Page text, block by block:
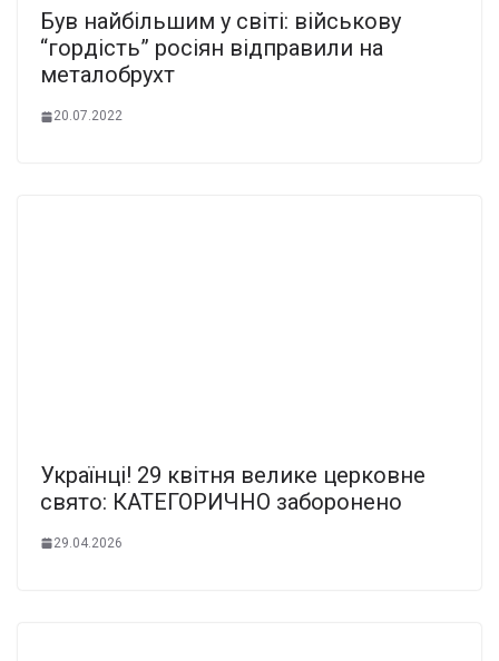
Був найбільшим у світі: військову
“гордість” росіян відправили на
металобрухт
20.07.2022
Українці! 29 квітня велике церковне
свято: КАТЕГОРИЧНО заборонено
29.04.2026